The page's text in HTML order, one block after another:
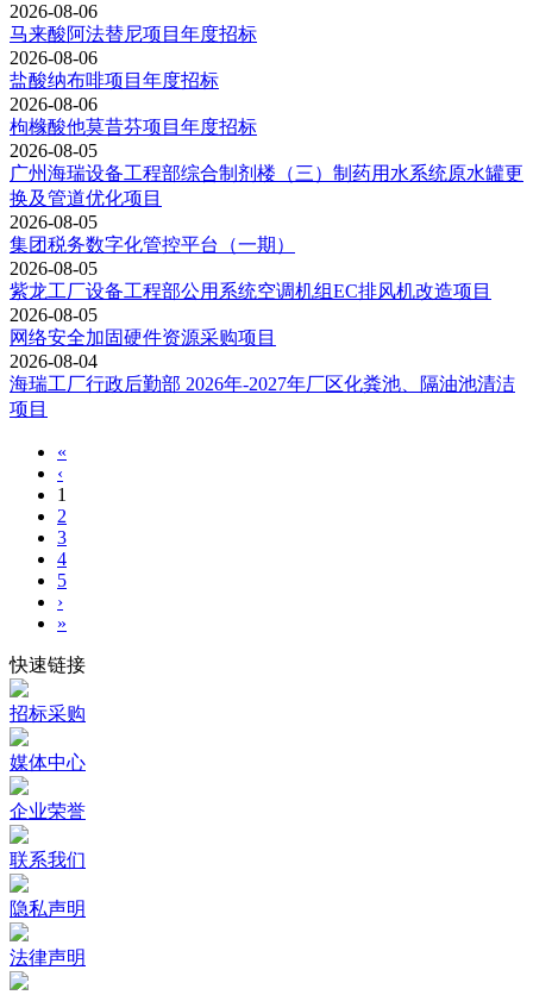
2026-08-06
马来酸阿法替尼项目年度招标
2026-08-06
盐酸纳布啡项目年度招标
2026-08-06
枸橼酸他莫昔芬项目年度招标
2026-08-05
广州海瑞设备工程部综合制剂楼（三）制药用水系统原水罐更
换及管道优化项目
2026-08-05
集团税务数字化管控平台（一期）
2026-08-05
紫龙工厂设备工程部公用系统空调机组EC排风机改造项目
2026-08-05
网络安全加固硬件资源采购项目
2026-08-04
海瑞工厂行政后勤部 2026年-2027年厂区化粪池、隔油池清洁
项目
«
‹
1
2
3
4
5
›
»
快速链接
招标采购
媒体中心
企业荣誉
联系我们
隐私声明
法律声明